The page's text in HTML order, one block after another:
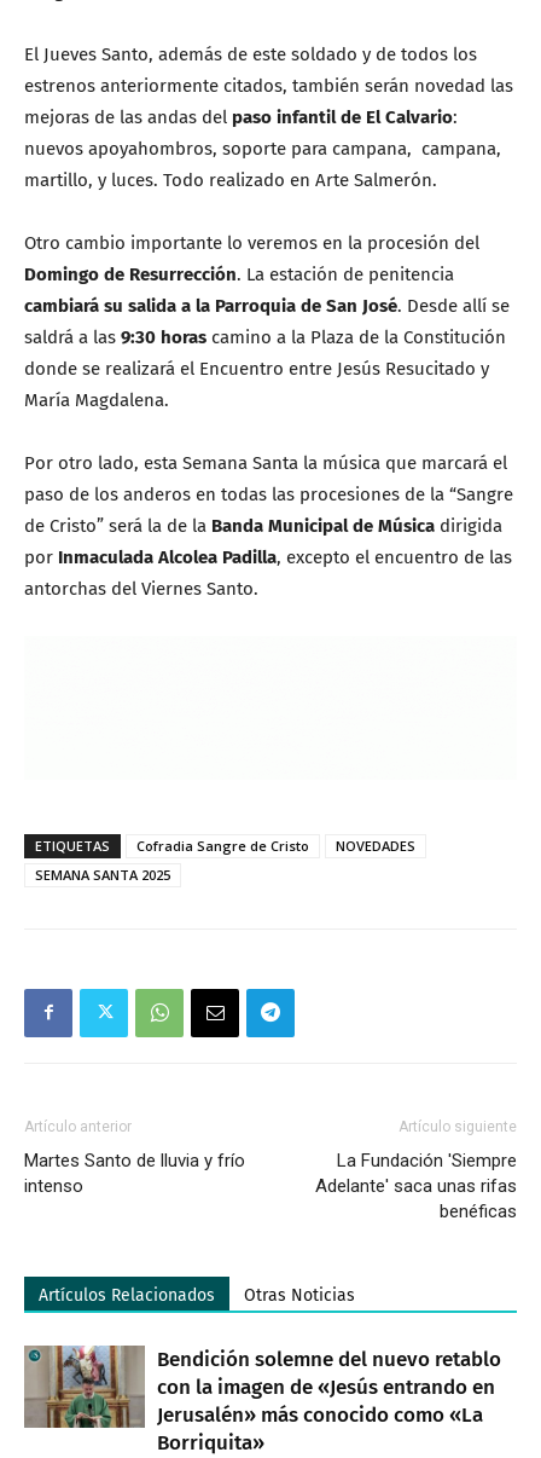
El Jueves Santo, además de este soldado y de todos los
estrenos anteriormente citados, también serán novedad las
mejoras de las andas del paso infantil de El Calvario:
nuevos apoyahombros, soporte para campana, campana,
martillo, y luces. Todo realizado en Arte Salmerón.
Otro cambio importante lo veremos en la procesión del
Domingo de Resurrección. La estación de penitencia
cambiará su salida a la Parroquia de San José. Desde allí se
saldrá a las 9:30 horas camino a la Plaza de la Constitución
donde se realizará el Encuentro entre Jesús Resucitado y
María Magdalena.
Por otro lado, esta Semana Santa la música que marcará el
paso de los anderos en todas las procesiones de la “Sangre
de Cristo” será la de la Banda Municipal de Música dirigida
por Inmaculada Alcolea Padilla, excepto el encuentro de las
antorchas del Viernes Santo.
ETIQUETAS Cofradia Sangre de Cristo
NOVEDADES
SEMANA SANTA 2025
Artículo anterior
Martes Santo de lluvia y frío
intenso
Artículo siguiente
La Fundación 'Siempre
Adelante' saca unas rifas
benéficas
Artículos Relacionados Otras Noticias
Bendición solemne del nuevo retablo
con la imagen de «Jesús entrando en
Jerusalén» más conocido como «La
Borriquita»